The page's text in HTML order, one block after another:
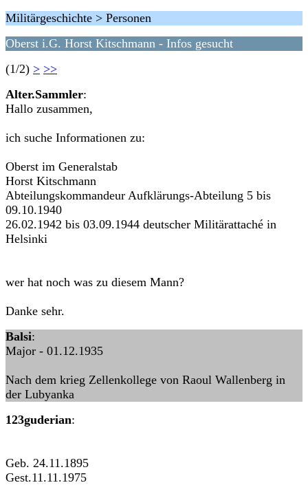
Militärgeschichte > Personen
Oberst i.G. Horst Kitschmann - Infos gesucht
(1/2) > >>
Alter.Sammler:
Hallo zusammen,
ich suche Informationen zu:
Oberst im Generalstab
Horst Kitschmann
Abteilungskommandeur Aufklärungs-Abteilung 5 bis
09.10.1940
26.02.1942 bis 03.09.1944 deutscher Militärattaché in
Helsinki
wer hat noch was zu diesem Mann?
Danke sehr.
Balsi:
Major - 01.12.1935
Nach dem krieg Zellenkollege von Raoul Wallenberg in
der Lubyanka
123guderian:
Geb. 24.11.1895
Gest.11.11.1975